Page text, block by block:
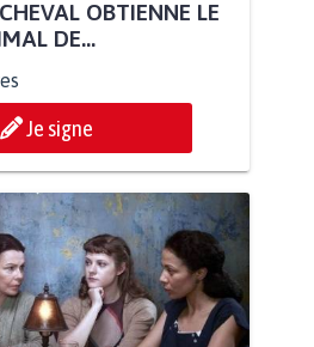
OBTIENNE LE
DE...
Je signe